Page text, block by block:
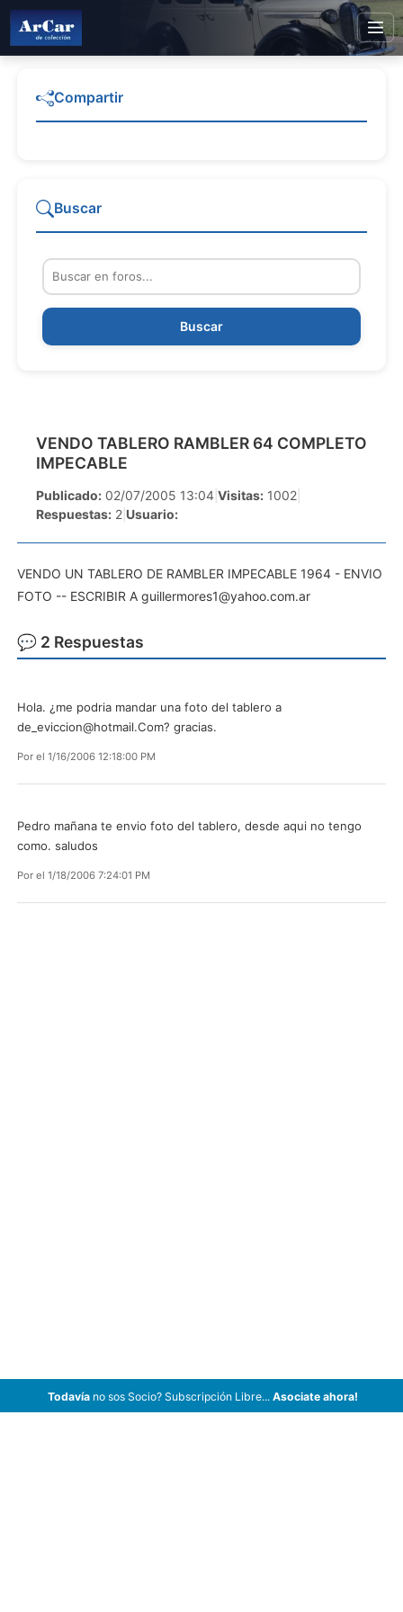
VENDO TABLERO RAMBLER 64 COMPLETO
IMPECABLE
Publicado: 02/07/2005 13:04 Visitas: 1002
Respuestas: 2 Usuario:
VENDO UN TABLERO DE RAMBLER IMPECABLE 1964 - ENVIO
FOTO -- ESCRIBIR A guillermores1@yahoo.com.ar
💬 2 Respuestas
Hola. ¿me podria mandar una foto del tablero a
de_eviccion@hotmail.Com? gracias.
Por el 1/16/2006 12:18:00 PM
Pedro mañana te envio foto del tablero, desde aqui no tengo
como. saludos
Por el 1/18/2006 7:24:01 PM
Compartir
Buscar
Buscar
Todavíano sos Socio? Subscripción Libre... Asociate ahora!